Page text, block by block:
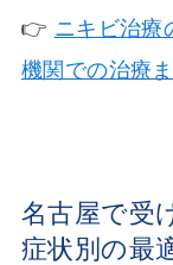
👉 ニキビ治療
機関での治療
名古屋で受
症状別の最